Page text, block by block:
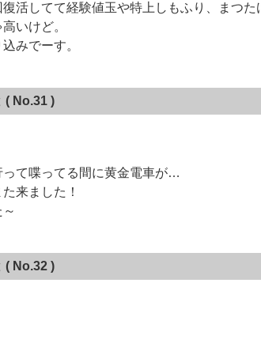
活してて経験値玉や特上しもふり、まつ
いけど。
みでーす。
( No.31 )
て喋ってる間に黄金電車が…
来ました！
( No.32 )